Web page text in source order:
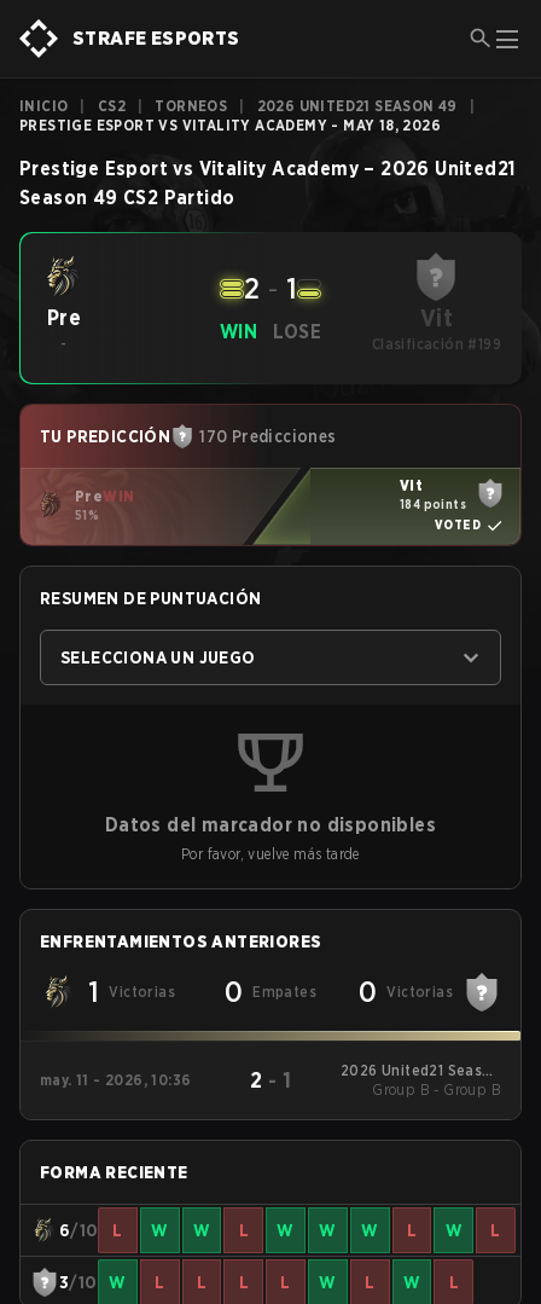
STRAFE ESPORTS
INICIO CS2 TORNEOS 2026 UNITED21 SEASON 49
PRESTIGE ESPORT VS VITALITY ACADEMY - MAY 18, 2026
Prestige Esport vs Vitality Academy – 2026 United21
Season 49 CS2 Partido
Pre
-
WIN
2 - 1
LOSE Vit
Clasificación #199
TU PREDICCIÓN 170 Predicciones
PreWIN
51%
Vit
184 points
VOTED
RESUMEN DE PUNTUACIÓN
SELECCIONA UN JUEGO
Datos del marcador no disponibles
Por favor, vuelve más tarde
ENFRENTAMIENTOS ANTERIORES
1 Victorias 0 Empates 0 Victorias
may. 11 - 2026, 10:36 2 - 1
2026 United21 Season
49
Group B - Group B
FORMA RECIENTE
6/10 L W W L W W W L W L
3/10 W L L L L W L W L